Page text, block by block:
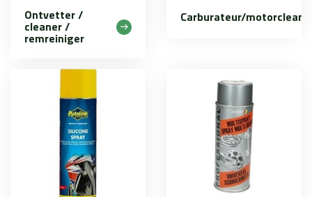
Ontvetter /
cleaner /
remreiniger
Carburateur/